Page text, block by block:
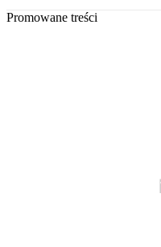
Promowane treści